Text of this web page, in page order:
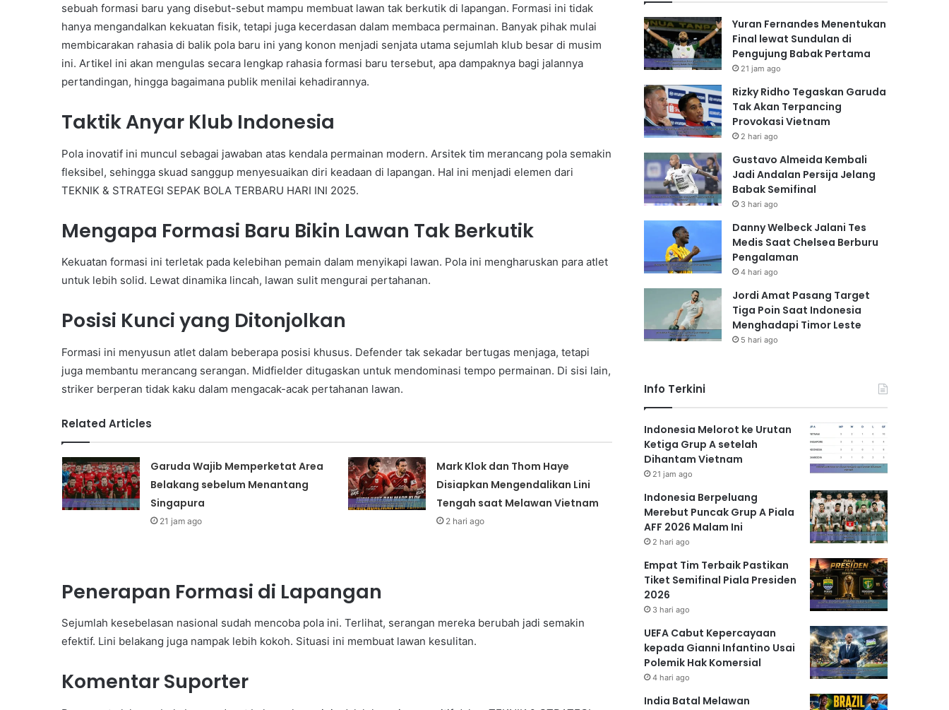
sebuah formasi baru yang disebut-sebut mampu membuat lawan tak berkutik di lapangan. Formasi ini tidak
hanya mengandalkan kekuatan fisik, tetapi juga kecerdasan dalam membaca permainan. Banyak pihak mulai
membicarakan rahasia di balik pola baru ini yang konon menjadi senjata utama sejumlah klub besar di musim
ini. Artikel ini akan mengulas secara lengkap rahasia formasi baru tersebut, apa dampaknya bagi jalannya
pertandingan, hingga bagaimana publik menilai kehadirannya.
Taktik Anyar Klub Indonesia
Pola inovatif ini muncul sebagai jawaban atas kendala permainan modern. Arsitek tim merancang pola semakin
fleksibel, sehingga skuad sanggup menyesuaikan diri keadaan di lapangan. Hal ini menjadi elemen dari
TEKNIK & STRATEGI SEPAK BOLA TERBARU HARI INI 2025.
Mengapa Formasi Baru Bikin Lawan Tak Berkutik
Kekuatan formasi ini terletak pada kelebihan pemain dalam menyikapi lawan. Pola ini mengharuskan para atlet
untuk lebih solid. Lewat dinamika lincah, lawan sulit mengurai pertahanan.
Posisi Kunci yang Ditonjolkan
Formasi ini menyusun atlet dalam beberapa posisi khusus. Defender tak sekadar bertugas menjaga, tetapi
juga membantu merancang serangan. Midfielder ditugaskan untuk mendominasi tempo permainan. Di sisi lain,
striker berperan tidak kaku dalam mengacak-acak pertahanan lawan.
Related Articles
Garuda Wajib Memperketat Area
Belakang sebelum Menantang
Singapura
21 jam ago
Mark Klok dan Thom Haye
Disiapkan Mengendalikan Lini
Tengah saat Melawan Vietnam
2 hari ago
Penerapan Formasi di Lapangan
Sejumlah kesebelasan nasional sudah mencoba pola ini. Terlihat, serangan mereka berubah jadi semakin
efektif. Lini belakang juga nampak lebih kokoh. Situasi ini membuat lawan kesulitan.
Komentar Suporter
Yuran Fernandes Menentukan
Final lewat Sundulan di
Pengujung Babak Pertama
21 jam ago
Rizky Ridho Tegaskan Garuda
Tak Akan Terpancing
Provokasi Vietnam
2 hari ago
Gustavo Almeida Kembali
Jadi Andalan Persija Jelang
Babak Semifinal
3 hari ago
Danny Welbeck Jalani Tes
Medis Saat Chelsea Berburu
Pengalaman
4 hari ago
Jordi Amat Pasang Target
Tiga Poin Saat Indonesia
Menghadapi Timor Leste
5 hari ago
Info Terkini
Indonesia Melorot ke Urutan
Ketiga Grup A setelah
Dihantam Vietnam
21 jam ago
Indonesia Berpeluang
Merebut Puncak Grup A Piala
AFF 2026 Malam Ini
2 hari ago
Empat Tim Terbaik Pastikan
Tiket Semifinal Piala Presiden
2026
3 hari ago
UEFA Cabut Kepercayaan
kepada Gianni Infantino Usai
Polemik Hak Komersial
4 hari ago
India Batal Melawan